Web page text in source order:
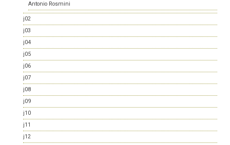
Antonio Rosmini
j02
j03
j04
j05
j06
j07
j08
j09
j10
j11
j12